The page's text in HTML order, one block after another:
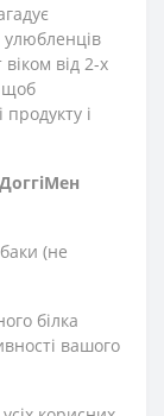
улюбленців
від 2-х
щоб
і
(не
білка
вашого